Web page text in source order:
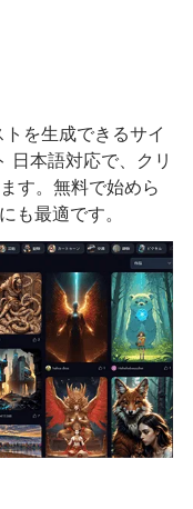
を生成できるサイ
日本語対応で、クリ
す。無料で始めら
も最適です。